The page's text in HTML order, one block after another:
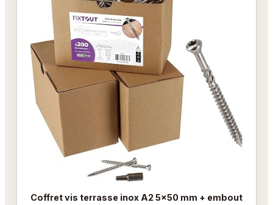
Coffret vis terrasse inox A2 5x50 mm + embout